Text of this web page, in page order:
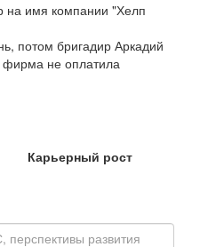
на имя компании "Хелп
потом бригадир Аркадий
фирма не оплатила
Карьерный рост